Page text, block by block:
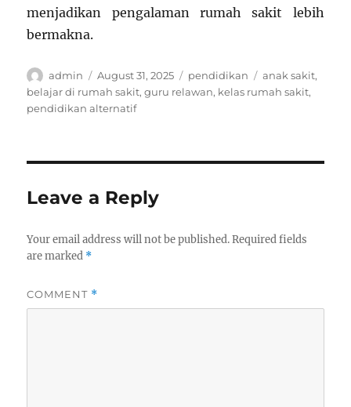
menjadikan pengalaman rumah sakit lebih
bermakna.
Author
admin
Posted
on
August 31, 2025 Categories
pendidikan Tags
anak sakit,
belajar di rumah sakit,guru relawan, kelas rumah sakit,
pendidikan alternatif
Leave a Reply
Your email address will not be published. Required fields
are marked *
COMMENT *